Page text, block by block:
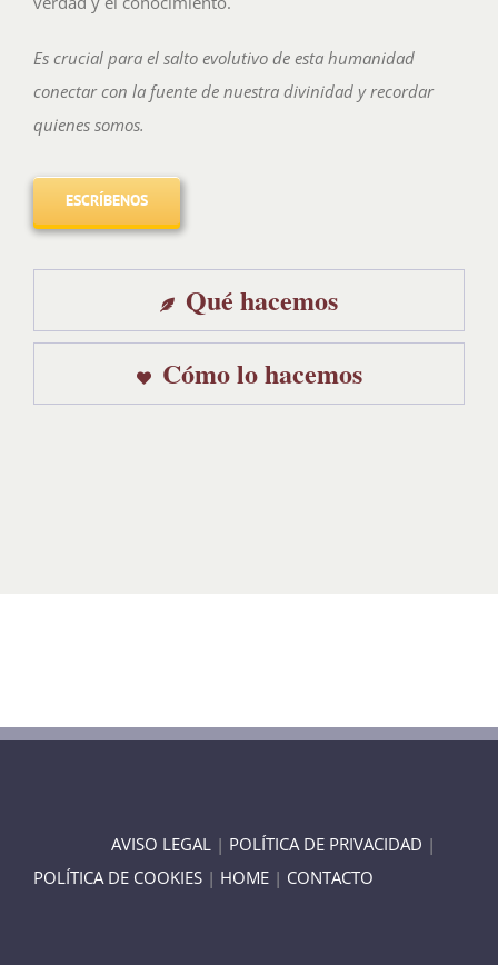
Es crucial para el salto evolutivo de esta humanidad
conectar con la fuente de nuestra divinidad y recordar
quienes somos.
ESCRÍBENOS
Qué hacemos
Cómo lo hacemos
AVISO LEGAL | POLÍTICA DE PRIVACIDAD |
POLÍTICA DE COOKIES | HOME | CONTACTO